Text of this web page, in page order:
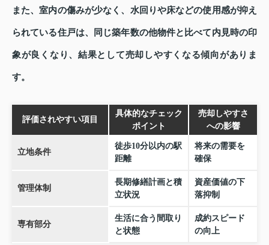
また、室内の傷みが少なく、水回りや床などの使用感が抑え
られている住戸は、同じ築年数の他物件と比べて内見時の印
象が良くなり、結果として売却しやすくなる傾向がありま
す。
評価されやすい項目
具体的なチェック
ポイント
売却しやすさ
への影響
立地条件
徒歩10分以内の駅
距離
将来の需要を
確保
管理体制
長期修繕計画と積
立状況
資産価値の下
落抑制
専有部分
生活に合う間取り
と状態
成約スピード
の向上